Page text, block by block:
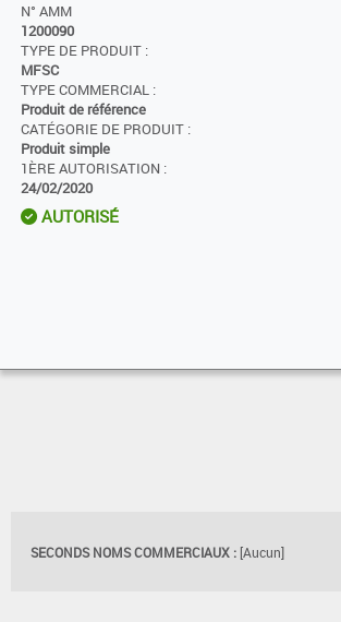
N° AMM
1200090
TYPE DE PRODUIT :
MFSC
TYPE COMMERCIAL :
Produit de référence
CATÉGORIE DE PRODUIT :
Produit simple
1ÈRE AUTORISATION :
24/02/2020
AUTORISÉ
SECONDS NOMS COMMERCIAUX : [Aucun]